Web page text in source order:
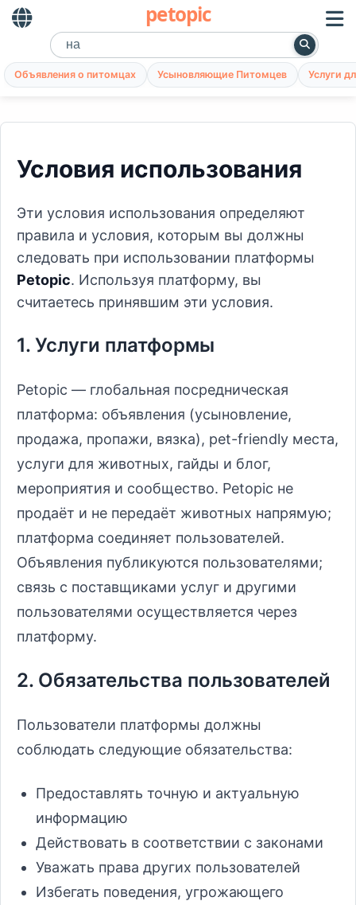
petopic
Объявления о питомцах Усыновляющие Питомцев Услуги
Условия использования
Эти условия использования определяют
правила и условия, которым вы должны
следовать при использовании платформы
Petopic. Используя платформу, вы
считаетесь принявшим эти условия.
1. Услуги платформы
Petopic — глобальная посредническая
платформа: объявления (усыновление,
продажа, пропажи, вязка), pet-friendly места,
услуги для животных, гайды и блог,
мероприятия и сообщество. Petopic не
продаёт и не передаёт животных напрямую;
платформа соединяет пользователей.
Объявления публикуются пользователями;
связь с поставщиками услуг и другими
пользователями осуществляется через
платформу.
2. Обязательства пользователей
Пользователи платформы должны
соблюдать следующие обязательства:
Предоставлять точную и актуальную
информацию
Действовать в соответствии с законами
Уважать права других пользователей
Избегать поведения, угрожающего